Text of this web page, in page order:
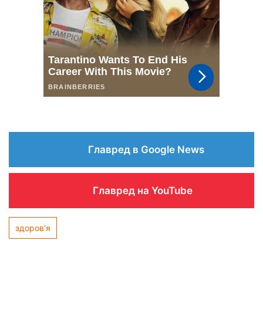
Главред в Google News
Главред на YouTube
здоров'я